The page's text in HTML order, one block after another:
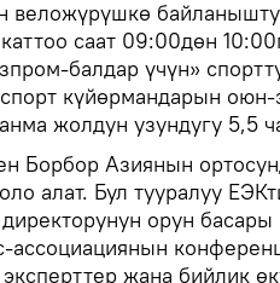
веложүрүшкө
саат 09:00дөн
балдар үчүн»
күйөрмандарын оюн-
жолдун узундугу 5,5
Борбор Азиянын
алат. Бул тууралуу
орун басары
ассоциациянын
жана бийлик